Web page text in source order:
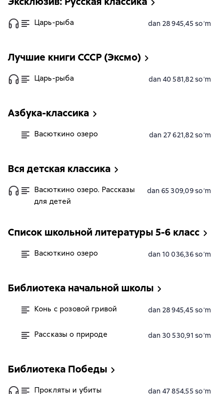
Царь-рыба dan 28 945,45 soʻm
Лучшие книги СССР (Эксмо)
Царь-рыба dan 40 581,82 soʻm
Азбука-классика
Васюткино озеро dan 27 621,82 soʻm
Вся детская классика
Васюткино озеро. Рассказы
для детей
dan 65 309,09 soʻm
Список школьной литературы 5-6 класс
Васюткино озеро dan 10 036,36 soʻm
Библиотека начальной школы
Конь с розовой гривой dan 28 945,45 soʻm
Рассказы о природе dan 30 530,91 soʻm
Библиотека Победы
Прокляты и убиты dan 47 854,55 soʻm